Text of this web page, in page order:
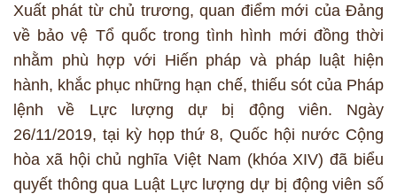
Xuất phát từ chủ trương, quan điểm mới của Đảng
về bảo vệ Tổ quốc trong tình hình mới đồng thời
nhằm phù hợp với Hiến pháp và pháp luật hiện
hành, khắc phục những hạn chế, thiếu sót của Pháp
lệnh về Lực lượng dự bị động viên. Ngày
26/11/2019, tại kỳ họp thứ 8, Quốc hội nước Cộng
hòa xã hội chủ nghĩa Việt Nam (khóa XIV) đã biểu
quyết thông qua Luật Lực lượng dự bị động viên số